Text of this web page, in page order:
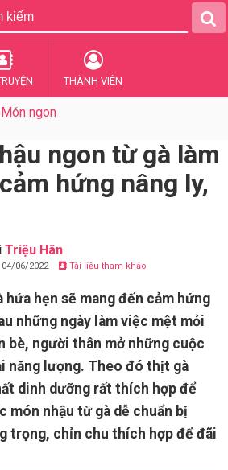
THÀNH VIÊN
Món ngon
ngon từ gà làm
hứng nâng ly,
Triệu Hân
06/2022 Tài liệu tham khảo
hứa hẹn sẽ mang đến cảm hứng
những ngày làm việc mệt mỏi
bè, người thân mở những cuộc
năng lượng. Theo đó thịt gà
dinh dưỡng rất thích hợp để
món nhậu từ gà dễ chuẩn bị
trọng, chỉn chu thích hợp để đãi